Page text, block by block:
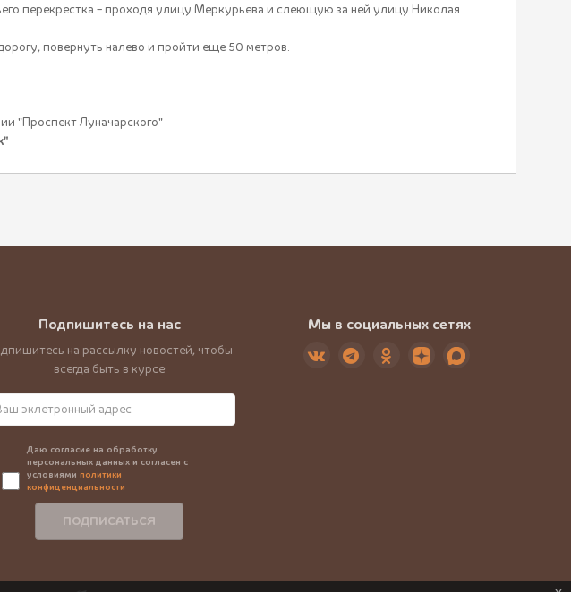
перекрестка – проходя улицу Меркурьева и слеющую за ней улицу Николая
повернуть налево и пройти еще 50 метров.
"Проспект Луначарского"
Подпишитесь на нас
на рассылку новостей, чтобы
всегда быть в курсе
Даю согласие на обработку
персональных данных и согласен с
условиями политики
конфиденциальности
ПОДПИСАТЬСЯ
Мы в социальных сетях